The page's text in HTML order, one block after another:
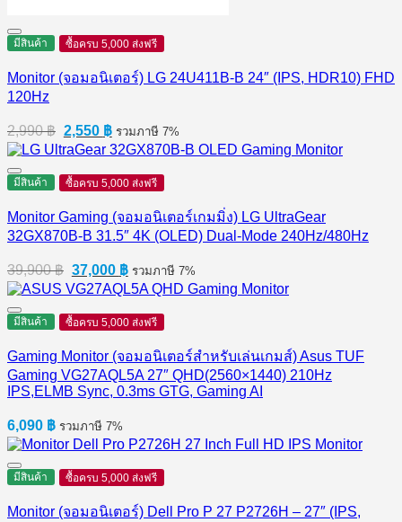
มีสินค้า ซื้อครบ 5,000 ส่งฟรี
Monitor (จอมอนิเตอร์) LG 24U411B-B 24″ (IPS, HDR10) FHD
120Hz
2,990฿ Original
price
was:
2,990 ฿.
2,550 ฿Current
price
is:
2,550 ฿.
รวมภาษี 7%
มีสินค้า ซื้อครบ 5,000 ส่งฟรี
Monitor Gaming (จอมอนิเตอร์เกมมิ่ง) LG UltraGear
32GX870B-B 31.5″ 4K (OLED) Dual-Mode 240Hz/480Hz
39,900฿ Original
price
was:
39,900 ฿.
37,000 ฿Current
price
is:
37,000 ฿.
รวมภาษี 7%
มีสินค้า ซื้อครบ 5,000 ส่งฟรี
Gaming Monitor (จอมอนิเตอร์สำหรับเล่นเกมส์) Asus TUF
Gaming VG27AQL5A 27″ QHD(2560×1440) 210Hz
IPS,ELMB Sync, 0.3ms GTG, Gaming AI
6,090 ฿ รวมภาษี 7%
มีสินค้า ซื้อครบ 5,000 ส่งฟรี
Monitor (จอมอนิเตอร์) Dell Pro P 27 P2726H​ – 27″ (IPS,